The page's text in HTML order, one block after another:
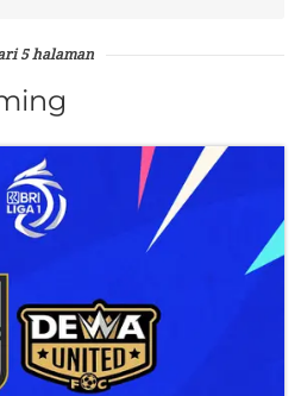
5 halaman